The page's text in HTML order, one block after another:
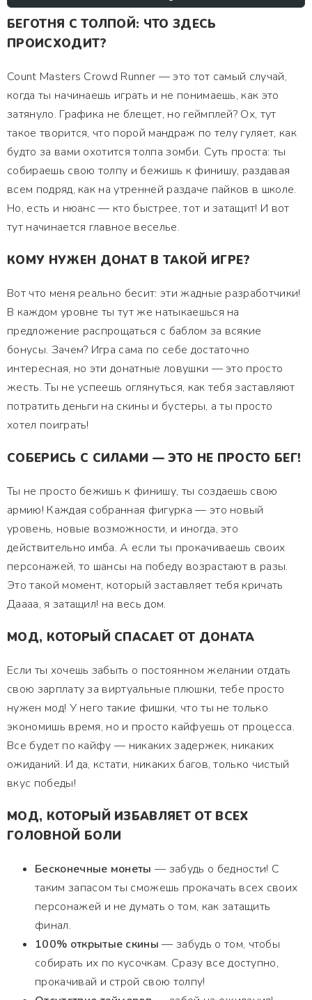
БЕГОТНЯ С ТОЛПОЙ: ЧТО ЗДЕСЬ
ПРОИСХОДИТ?
Count Masters Crowd Runner — это тот самый случай,
когда ты начинаешь играть и не понимаешь, как это
затянуло. Графика не блещет, но геймплей? Ох, тут
такое творится, что порой мандраж по телу гуляет, как
будто за вами охотится толпа зомби. Суть проста: ты
собираешь свою толпу и бежишь к финишу, раздавая
всем подряд, как на утренней раздаче пайков в школе.
Но, есть и нюанс — кто быстрее, тот и затащит! И вот
тут начинается главное веселье.
КОМУ НУЖЕН ДОНАТ В ТАКОЙ ИГРЕ?
Вот что меня реально бесит: эти жадные разработчики!
В каждом уровне ты тут же натыкаешься на
предложение распрощаться с баблом за всякие
бонусы. Зачем? Игра сама по себе достаточно
интересная, но эти донатные ловушки — это просто
жесть. Ты не успеешь оглянуться, как тебя заставляют
потратить деньги на скины и бустеры, а ты просто
хотел поиграть!
СОБЕРИСЬ С СИЛАМИ — ЭТО НЕ ПРОСТО БЕГ!
Ты не просто бежишь к финишу, ты создаешь свою
армию! Каждая собранная фигурка — это новый
уровень, новые возможности, и иногда, это
действительно имба. А если ты прокачиваешь своих
персонажей, то шансы на победу возрастают в разы.
Это такой момент, который заставляет тебя кричать
Даааа, я затащил! на весь дом.
МОД, КОТОРЫЙ СПАСАЕТ ОТ ДОНАТА
Если ты хочешь забыть о постоянном желании отдать
свою зарплату за виртуальные плюшки, тебе просто
нужен мод! У него такие фишки, что ты не только
экономишь время, но и просто кайфуешь от процесса.
Все будет по кайфу — никаких задержек, никаких
ожиданий. И да, кстати, никаких багов, только чистый
вкус победы!
МОД, КОТОРЫЙ ИЗБАВЛЯЕТ ОТ ВСЕХ
ГОЛОВНОЙ БОЛИ
Бесконечные монеты — забудь о бедности! С
таким запасом ты сможешь прокачать всех своих
персонажей и не думать о том, как затащить
финал.
100% открытые скины — забудь о том, чтобы
собирать их по кусочкам. Сразу все доступно,
прокачивай и строй свою толпу!